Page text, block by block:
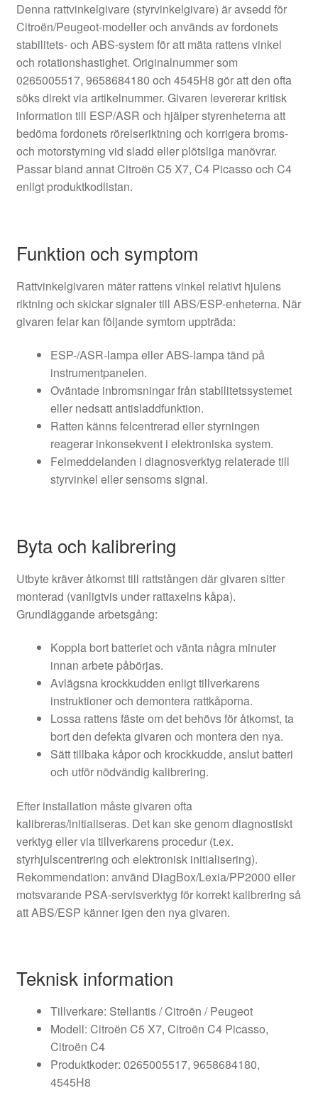
Denna rattvinkelgivare (styrvinkelgivare) är avsedd för
Citroën/Peugeot-modeller och används av fordonets
stabilitets- och ABS-system för att mäta rattens vinkel
och rotationshastighet. Originalnummer som
0265005517, 9658684180 och 4545H8 gör att den ofta
söks direkt via artikelnummer. Givaren levererar kritisk
information till ESP/ASR och hjälper styrenheterna att
bedöma fordonets rörelseriktning och korrigera broms-
och motorstyrning vid sladd eller plötsliga manövrar.
Passar bland annat Citroën C5 X7, C4 Picasso och C4
enligt produktkodlistan.
Funktion och symptom
Rattvinkelgivaren mäter rattens vinkel relativt hjulens
riktning och skickar signaler till ABS/ESP-enheterna. När
givaren felar kan följande symtom uppträda:
ESP-/ASR-lampa eller ABS-lampa tänd på
instrumentpanelen.
Oväntade inbromsningar från stabilitetssystemet
eller nedsatt antisladdfunktion.
Ratten känns felcentrerad eller styrningen
reagerar inkonsekvent i elektroniska system.
Felmeddelanden i diagnosverktyg relaterade till
styrvinkel eller sensorns signal.
Byta och kalibrering
Utbyte kräver åtkomst till rattstången där givaren sitter
monterad (vanligtvis under rattaxelns kåpa).
Grundläggande arbetsgång:
Koppla bort batteriet och vänta några minuter
innan arbete påbörjas.
Avlägsna krockkudden enligt tillverkarens
instruktioner och demontera rattkåporna.
Lossa rattens fäste om det behövs för åtkomst, ta
bort den defekta givaren och montera den nya.
Sätt tillbaka kåpor och krockkudde, anslut batteri
och utför nödvändig kalibrering.
Efter installation måste givaren ofta
kalibreras/initialiseras. Det kan ske genom diagnostiskt
verktyg eller via tillverkarens procedur (t.ex.
styrhjulscentrering och elektronisk initialisering).
Rekommendation: använd DiagBox/Lexia/PP2000 eller
motsvarande PSA-servisverktyg för korrekt kalibrering så
att ABS/ESP känner igen den nya givaren.
Teknisk information
Tillverkare: Stellantis / Citroën / Peugeot
Modell: Citroën C5 X7, Citroën C4 Picasso,
Citroën C4
Produktkoder: 0265005517, 9658684180,
4545H8